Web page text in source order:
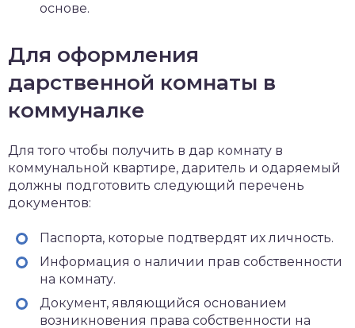
основе.
Для оформления
дарственной комнаты в
коммуналке
Для того чтобы получить в дар комнату в
коммунальной квартире, даритель и одаряемый
должны подготовить следующий перечень
документов:
Паспорта, которые подтвердят их личность.
Информация о наличии прав собственности
на комнату.
Документ, являющийся основанием
возникновения права собственности на